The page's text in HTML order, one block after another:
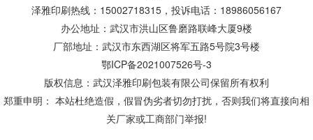
泽雅印刷热线：15002718315，投诉电话：18986056167
办公地址：武汉市洪山区鲁磨路联峰大厦9楼
厂部地址：武汉市东西湖区将军五路5号院3号楼
鄂ICP备2021007526号-3
版权信息：武汉泽雅印刷包装有限公司保留所有权利
郑重申明： 本站杜绝造假，假冒伪劣者切勿打扰，否则我们将直接向相
关厂家或工商部门举报!